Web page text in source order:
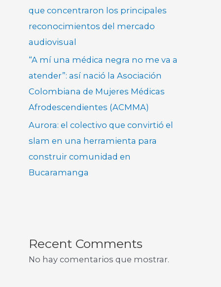
que concentraron los principales
reconocimientos del mercado
audiovisual
“A mí una médica negra no me va a
atender”: así nació la Asociación
Colombiana de Mujeres Médicas
Afrodescendientes (ACMMA)
Aurora: el colectivo que convirtió el
slam en una herramienta para
construir comunidad en
Bucaramanga
Recent Comments
No hay comentarios que mostrar.